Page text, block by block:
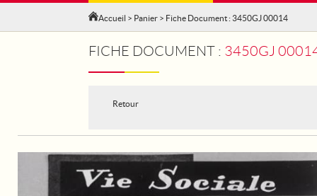
Accueil > Panier > Fiche Document : 3450GJ 00014
FICHE DOCUMENT : 3450GJ 00014
Retour